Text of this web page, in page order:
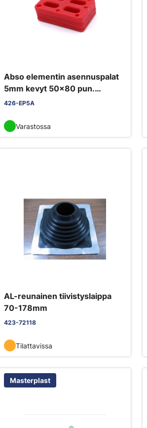
Abso elementin asennuspalat
5mm kevyt 50x80 pun.
1000kpl/pkt
426-EP5A
Varastossa
AL-reunainen tiivistyslaippa
70-178mm
423-72118
Tilattavissa
Masterplast